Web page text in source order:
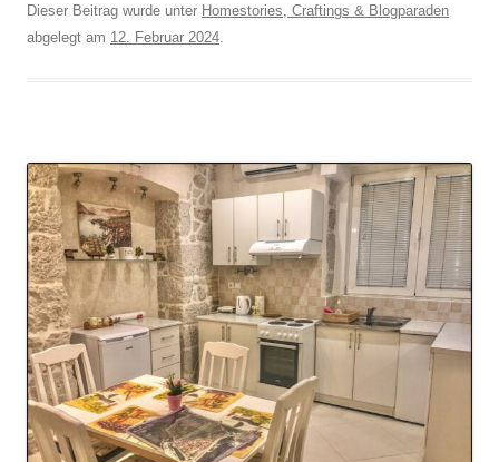
Dieser Beitrag wurde unter Homestories, Craftings & Blogparaden
abgelegt am 12. Februar 2024